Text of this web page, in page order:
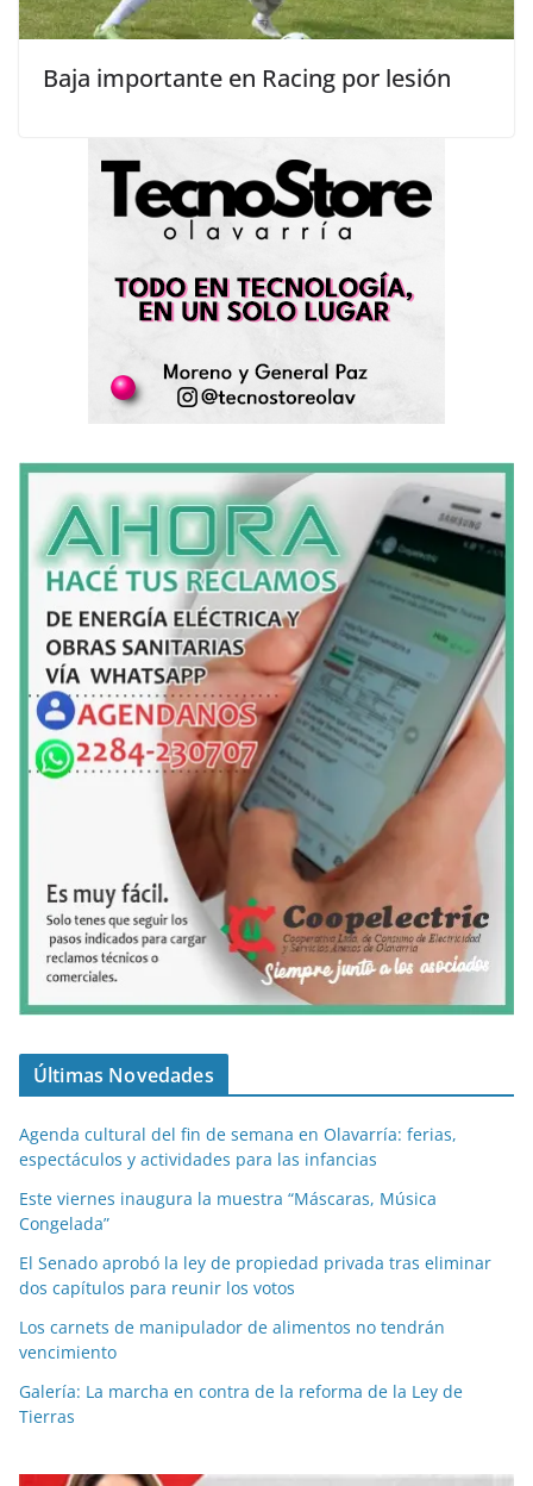
Baja importante en Racing por lesión
Últimas Novedades
Agenda cultural del fin de semana en Olavarría: ferias,
espectáculos y actividades para las infancias
Este viernes inaugura la muestra “Máscaras, Música
Congelada”
El Senado aprobó la ley de propiedad privada tras eliminar
dos capítulos para reunir los votos
Los carnets de manipulador de alimentos no tendrán
vencimiento
Galería: La marcha en contra de la reforma de la Ley de
Tierras